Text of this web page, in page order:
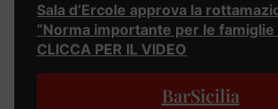
Sala d’Ercole approva la
“Norma importante per le famiglie
CLICCA PER IL VIDEO
BarSicilia